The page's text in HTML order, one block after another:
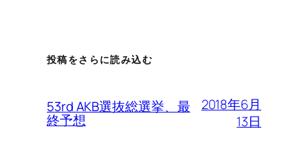
投稿をさらに読み込む
53rd AKB選抜総選挙、最
終予想
2018年6月
13日